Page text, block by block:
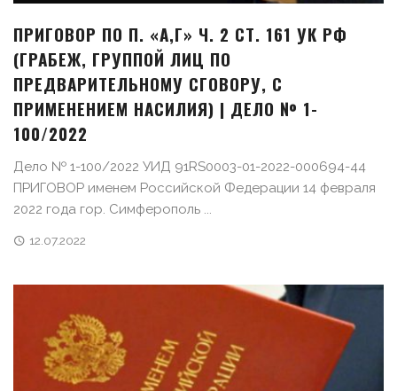
ПРИГОВОР ПО П. «А,Г» Ч. 2 СТ. 161 УК РФ
(ГРАБЕЖ, ГРУППОЙ ЛИЦ ПО
ПРЕДВАРИТЕЛЬНОМУ СГОВОРУ, С
ПРИМЕНЕНИЕМ НАСИЛИЯ) | ДЕЛО № 1-
100/2022
Дело № 1-100/2022 УИД 91RS0003-01-2022-000694-44
ПРИГОВОР именем Российской Федерации 14 февраля
2022 года гор. Симферополь ...
12.07.2022